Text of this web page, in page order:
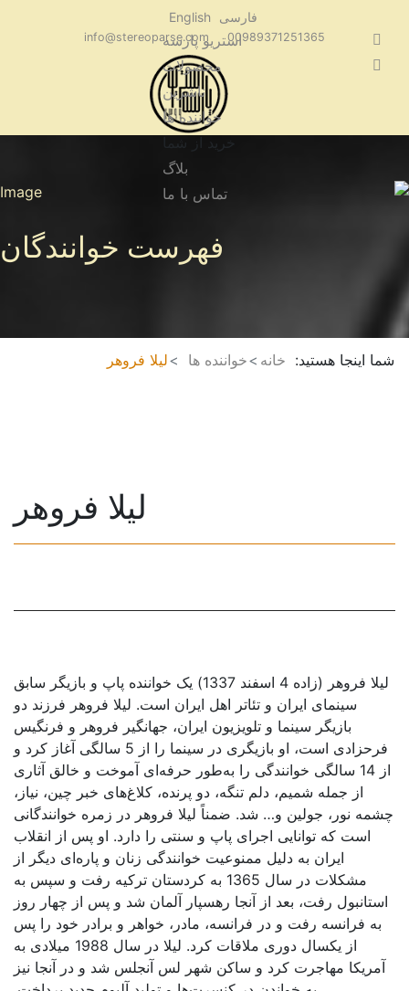
فارسی English
00989371251365
info@stereoparse.com
فهرست خوانندگان
شما اینجا هستید: خانه خواننده ها لیلا فروهر
لیلا فروهر
لیلا فروهر (زاده 4 اسفند 1337) یک خواننده پاپ و بازیگر سابق
سینمای ایران و تئاتر اهل ایران است. لیلا فروهر فرزند دو
بازیگر سینما و تلویزیون ایران، جهانگیر فروهر و فرنگیس
فرحزادی است، او بازیگری در سینما را از 5 سالگی آغاز کرد و
از 14 سالگی خوانندگی را به‌طور حرفه‌ای آموخت و خالق آثاری
از جمله شمیم، دلم تنگه، دو پرنده، کلاغ‌های خبر چین، نیاز،
چشمه نور، جولین و… شد. ضمناً لیلا فروهر در زمره خوانندگانی
است که توانایی اجرای پاپ و سنتی را دارد. او پس از انقلاب
ایران به دلیل ممنوعیت خوانندگی زنان و پاره‌ای دیگر از
مشکلات در سال 1365 به کردستان ترکیه رفت و سپس به
استانبول رفت، بعد از آنجا رهسپار آلمان شد و پس از چهار روز
به فرانسه رفت و در فرانسه، مادر، خواهر و برادر خود را پس
از یکسال دوری ملاقات کرد. لیلا در سال 1988 میلادی به
آمریکا مهاجرت کرد و ساکن شهر لس آنجلس شد و در آنجا نیز
استریو پارسه
محصولات
ناشرین
خواننده ها
خرید از شما
بلاگ
تماس با ما